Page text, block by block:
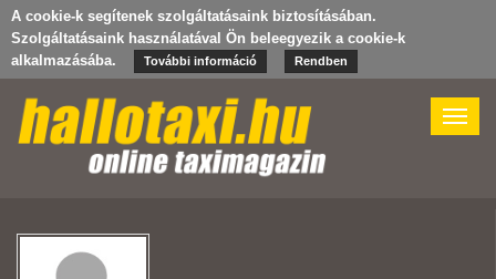
A cookie-k segítenek szolgáltatásaink biztosításában.
Szolgáltatásaink használatával Ön beleegyezik a cookie-k
alkalmazásába.
További információ Rendben
Toggle